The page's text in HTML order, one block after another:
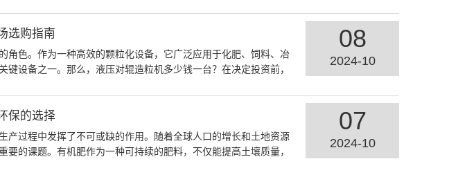
选购指南
角色。作为一种高效的颗粒化设备，它广泛应用于化肥、饲料、冶
设备之一。那么，液压对辊造粒机多少钱一台？在决定投资前，
08
2024-10
保的选择
产过程中发挥了不可或缺的作用。随着全球人口的增长和土地资源
的课题。有机肥作为一种可持续的肥料，不仅能提高土壤质量，
07
2024-10